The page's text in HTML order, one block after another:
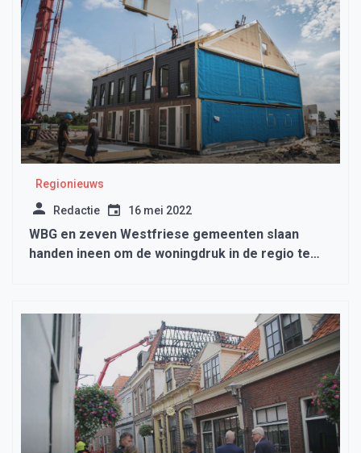
Regionieuws
Redactie 16 mei 2022
WBG en zeven Westfriese gemeenten slaan
handen ineen om de woningdruk in de regio te